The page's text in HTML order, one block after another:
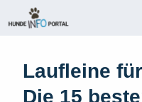
Inhalt
Laufleine
Die 15